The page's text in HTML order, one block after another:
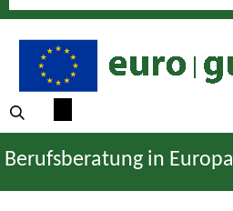
Berufsberatung in Europa